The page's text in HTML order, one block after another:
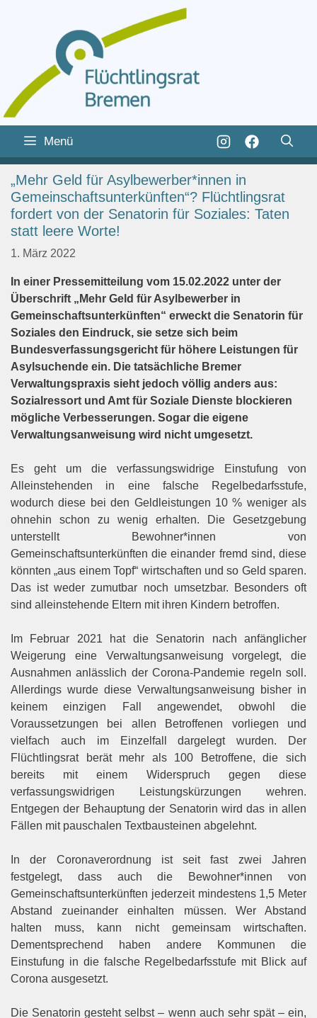
Zum
Inhalt
springen
springen
Menü
„Mehr Geld für Asylbewerber*innen in
Gemeinschaftsunterkünften“? Flüchtlingsrat
fordert von der Senatorin für Soziales: Taten
statt leere Worte!
1. März 2022
In einer Pressemitteilung vom 15.02.2022 unter der
Überschrift „Mehr Geld für Asylbewerber in
Gemeinschaftsunterkünften“ erweckt die Senatorin für
Soziales den Eindruck, sie setze sich beim
Bundesverfassungsgericht für höhere Leistungen für
Asylsuchende ein. Die tatsächliche Bremer
Verwaltungspraxis sieht jedoch völlig anders aus:
Sozialressort und Amt für Soziale Dienste blockieren
mögliche Verbesserungen. Sogar die eigene
Verwaltungsanweisung wird nicht umgesetzt.
Es geht um die verfassungswidrige Einstufung von
Alleinstehenden in eine falsche Regelbedarfsstufe,
wodurch diese bei den Geldleistungen 10 % weniger als
ohnehin schon zu wenig erhalten. Die Gesetzgebung
unterstellt Bewohner*innen von
Gemeinschaftsunterkünften die einander fremd sind, diese
könnten „aus einem Topf“ wirtschaften und so Geld sparen.
Das ist weder zumutbar noch umsetzbar. Besonders oft
sind alleinstehende Eltern mit ihren Kindern betroffen.
Im Februar 2021 hat die Senatorin nach anfänglicher
Weigerung eine Verwaltungsanweisung vorgelegt, die
Ausnahmen anlässlich der Corona-Pandemie regeln soll.
Allerdings wurde diese Verwaltungsanweisung bisher in
keinem einzigen Fall angewendet, obwohl die
Voraussetzungen bei allen Betroffenen vorliegen und
vielfach auch im Einzelfall dargelegt wurden. Der
Flüchtlingsrat berät mehr als 100 Betroffene, die sich
bereits mit einem Widerspruch gegen diese
verfassungswidrigen Leistungskürzungen wehren.
Entgegen der Behauptung der Senatorin wird das in allen
Fällen mit pauschalen Textbausteinen abgelehnt.
In der Coronaverordnung ist seit fast zwei Jahren
festgelegt, dass auch die Bewohner*innen von
Gemeinschaftsunterkünften jederzeit mindestens 1,5 Meter
Abstand zueinander einhalten müssen. Wer Abstand
halten muss, kann nicht gemeinsam wirtschaften.
Dementsprechend haben andere Kommunen die
Einstufung in die falsche Regelbedarfsstufe mit Blick auf
Corona ausgesetzt.
Die Senatorin gesteht selbst – wenn auch sehr spät – ein,